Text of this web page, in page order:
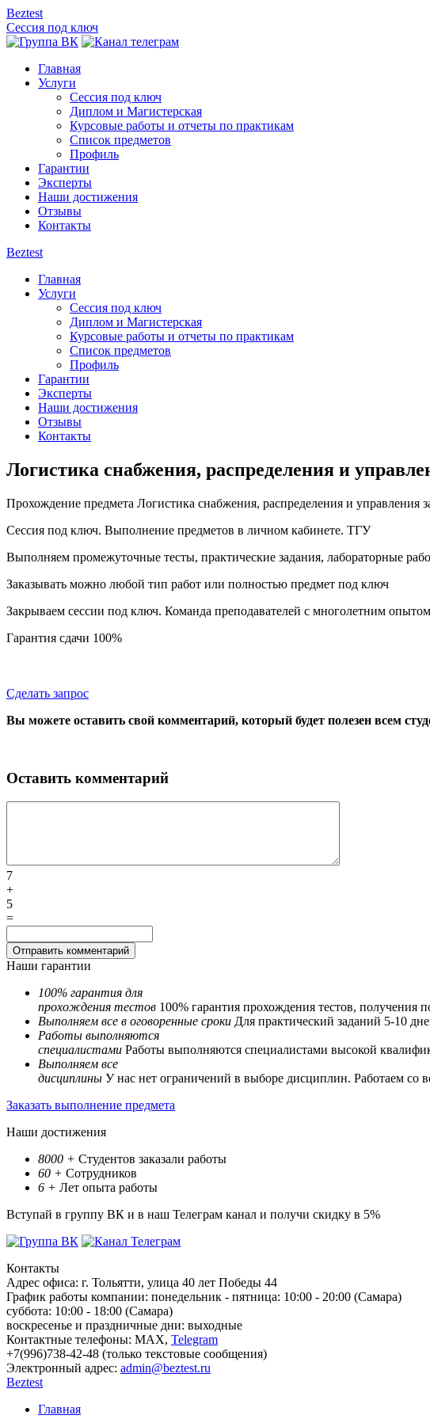
Beztest
Сессия под ключ
Главная
Услуги
Сессия под ключ
Диплом и Магистерская
Курсовые работы и отчеты по практикам
Список предметов
Профиль
Гарантии
Эксперты
Наши достижения
Отзывы
Контакты
Beztest
Главная
Услуги
Сессия под ключ
Диплом и Магистерская
Курсовые работы и отчеты по практикам
Список предметов
Профиль
Гарантии
Эксперты
Наши достижения
Отзывы
Контакты
Логистика снабжения, распределения и
Прохождение предмета Логистика снабжения, распределения и управления
Сессия под ключ. Выполнение предметов в личном кабинете. ТГУ
Выполняем промежуточные тесты, практические задания, лабораторные
Заказывать можно любой тип работ или полностью предмет под ключ
Закрываем сессии под ключ. Команда преподавателей с многолетним
Гарантия сдачи 100%
Сделать запрос
Вы можете оставить свой комментарий, который будет полезен всем
Оставить комментарий
7
+
5
=
Наши гарантии
100% гарантия для
прохождения тестов 100% гарантия прохождения тестов, получения
Выполняем все в оговоренные сроки Для практический заданий 5-10
Работы выполняются
специалистами Работы выполняются специалистами высокой
Выполняем все
дисциплины У нас нет ограничений в выборе дисциплин. Работаем со
Заказать выполнение предмета
Наши достижения
8000 + Студентов заказали работы
60 + Сотрудников
6 + Лет опыта работы
Вступай в группу ВК и в наш Телеграм канал и получи скидку в 5%
Контакты
Адрес офиса: г. Тольятти, улица 40 лет Победы 44
График работы компании: понедельник - пятница: 10:00 - 20:00 (Самара)
суббота: 10:00 - 18:00 (Самара)
воскресенье и праздничные дни: выходные
Контактные телефоны: МАХ, Telegram
+7(996)738-42-48 (только текстовые сообщения)
Электронный адрес: admin@beztest.ru
Beztest
Главная